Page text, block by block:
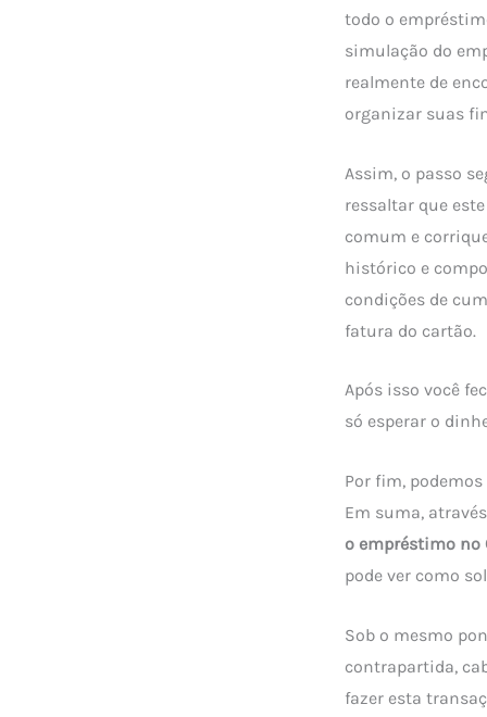
todo o
simulação do
realmente de
organizar suas
Assim, o passo
ressaltar que
comum e
histórico e
condições de
fatura do cartão.
Após isso você
só esperar o
Por fim,
Em suma,
o empréstimo no
pode ver como
Sob o mesmo
contrapartida,
fazer esta